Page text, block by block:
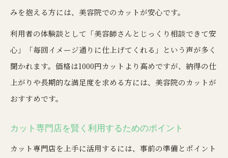
みを抱える方には、美容院でのカットが安心です。
利用者の体験談として「美容師さんとじっくり相談できて安
心」「毎回イメージ通りに仕上げてくれる」という声が多く
聞かれます。価格は1000円カットより高めですが、納得の仕
上がりや長期的な満足度を求める方には、美容院のカットが
おすすめです。
カット専門店を賢く利用するためのポイント
カット専門店を上手に活用するには、事前の準備とポイント